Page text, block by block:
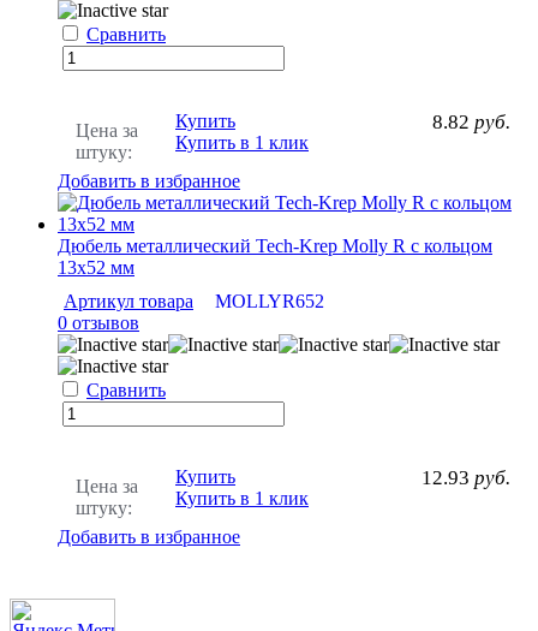
Сравнить
Цена за
штуку:
8.82 руб.
Купить
Купить в 1 клик
Добавить в избранное
Дюбель металлический Tech-Krep Molly R с кольцом
13х52 мм
Артикул товара
MOLLYR652
0 отзывов
Сравнить
Цена за
штуку:
12.93 руб.
Купить
Купить в 1 клик
Добавить в избранное